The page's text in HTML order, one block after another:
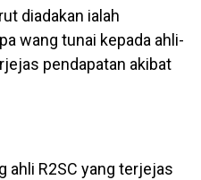
diadakan ialah
wang tunai kepada ahli-
pendapatan akibat
ahli R2SC yang terjejas